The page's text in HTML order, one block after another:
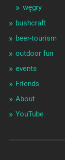
węgry
bushcraft
beer-tourism
outdoor fun
events
Friends
About
YouTube